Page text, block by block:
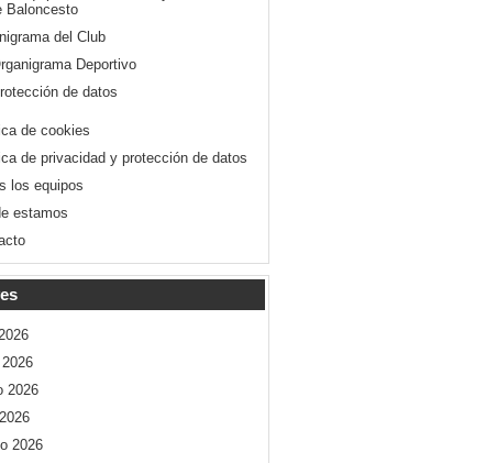
Baloncesto
del Club
Deportivo
de datos
de cookies
de privacidad y protección de datos
los equipos
estamos
2026
2026